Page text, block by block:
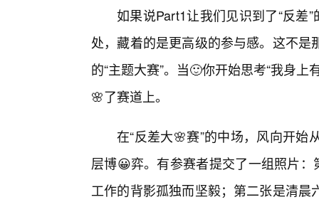
如果说Part1让我们见识到了“反差
处，藏着的是更高级的参与感。这不
的“主题大赛”。当🙂你开始思考“我身
🌸了赛道上。
在“反差大🌸赛”的中场，风向开
层博😀弈。有参赛者提交了一组照片
工作的背影孤独而坚毅；第二张是清